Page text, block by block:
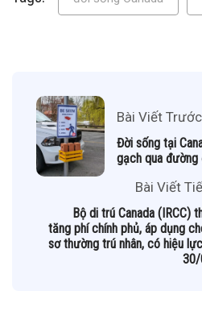
Bài Viết Trước
Đời sống tại
gạch qua đường
Bài Viết
Bộ di trú Canada (IRCC)
tăng phí chính phủ, áp dụng
sơ thường trú nhân, có hiệu